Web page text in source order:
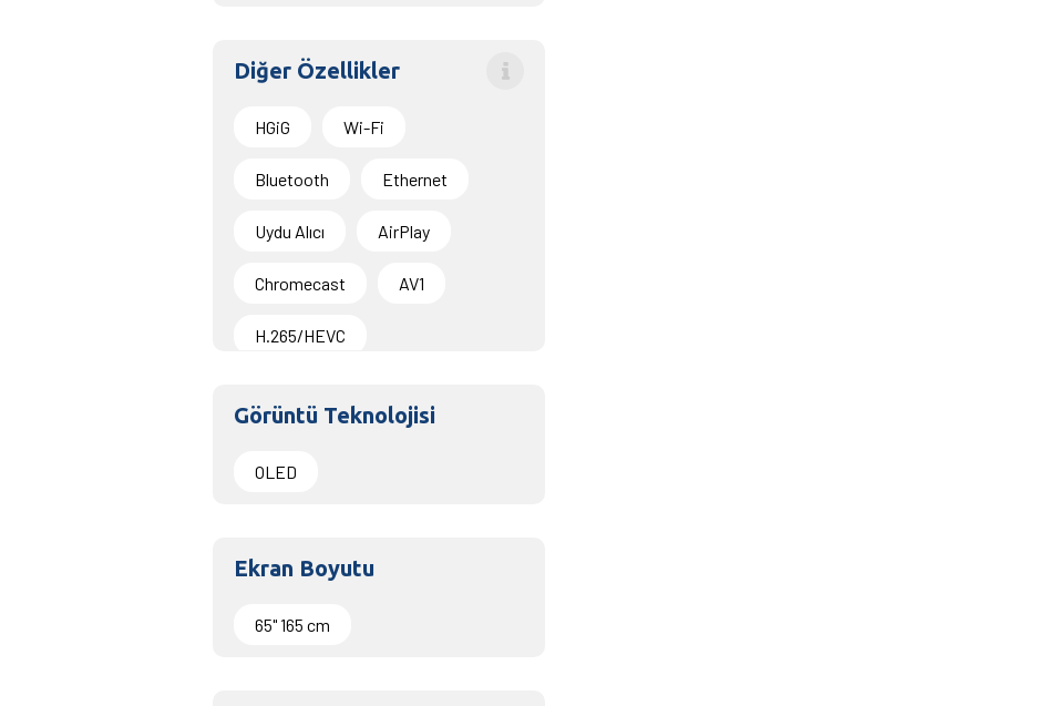
Diğer Özellikler
HGiG Wi-Fi
Bluetooth Ethernet
Uydu Alıcı AirPlay
Chromecast AV1
H.265/HEVC
Görüntü Teknolojisi
OLED
Ekran Boyutu
65" 165 cm